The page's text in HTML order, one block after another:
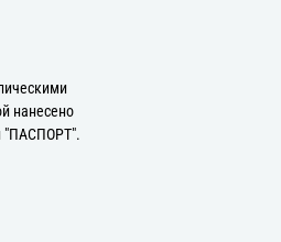
нанесено
"ПАСПОРТ".